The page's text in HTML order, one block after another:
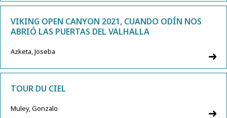
VIKING OPEN CANYON 2021, CUANDO ODÍN NOS
ABRIÓ LAS PUERTAS DEL VALHALLA
Azketa, Joseba
TOUR DU CIEL
Muley, Gonzalo